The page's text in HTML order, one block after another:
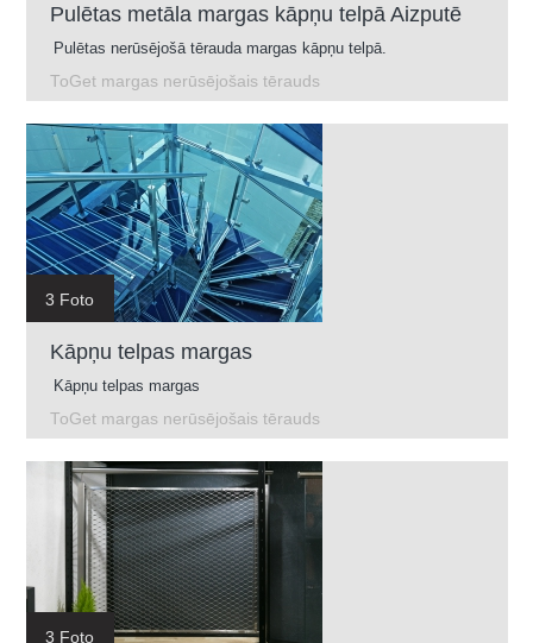
Pulētas metāla margas kāpņu telpā Aizputē
Pulētas nerūsējošā tērauda margas kāpņu telpā.
ToGet margas nerūsējošais tērauds
3 Foto
Kāpņu telpas margas
Kāpņu telpas margas
ToGet margas nerūsējošais tērauds
3 Foto